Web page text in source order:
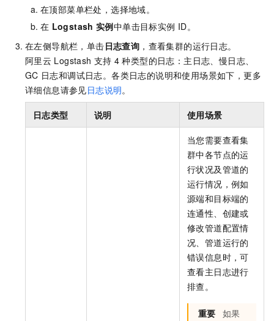
在顶部菜单栏处，选择地域。
在 Logstash 实例中单击目标实例 ID。
在左侧导航栏，单击日志查询 ，查看集群的运行日志。
阿里云 Logstash 支持 4 种类型的日志：主日志、慢日志、
GC 日志和调试日志。各类日志的说明和使用场景如下，更多
详细信息请参见日志说明。
日志类型 说明 使用场景
当您需要查看集
群中各节点的运
行状况及管道的
运行情况，例如
源端和目标端的
连通性、创建或
修改管道配置情
况、管道运行的
错误信息时，可
查看主日志进行
排查。
重要 如果